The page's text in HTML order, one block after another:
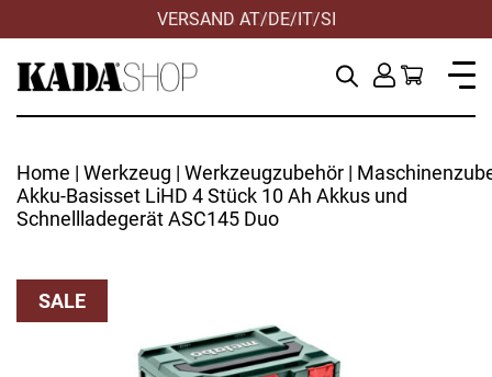
HILFE & KONTAKT
VERSAND AT/DE/IT/SI
Home | Werkzeug | Werkzeugzubehör |
Akku-Basisset LiHD 4 Stück 10 Ah Akkus und
Schnellladegerät ASC145 Duo
SALE